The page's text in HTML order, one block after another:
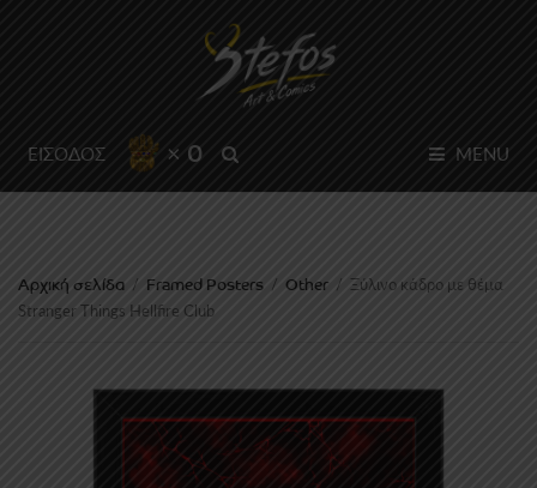
ΕΙΣΟΔΟΣ × 0 MENU
Αρχική σελίδα / Framed Posters / Other / Ξύλινο κάδρο με θέμα
Stranger Things Hellfire Club